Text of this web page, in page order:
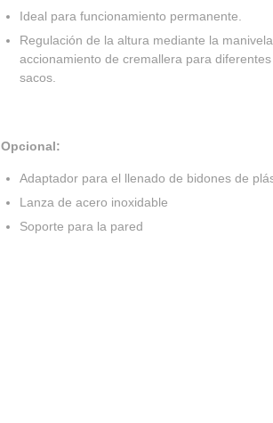
Ideal para funcionamiento permanente.
Regulación de la altura mediante la
accionamiento de cremallera para
sacos.
Opcional:
Adaptador para el llenado de bidones de
Lanza de acero inoxidable
Soporte para la pared